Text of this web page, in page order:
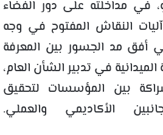
في مداخلته على دور الفضاء
النقاش المفتوح في وجه
أفق مد الجسور بين المعرفة
الميدانية في تدبير الشأن العام،
بين المؤسسات لتحقيق
الأكاديمي والعملي.